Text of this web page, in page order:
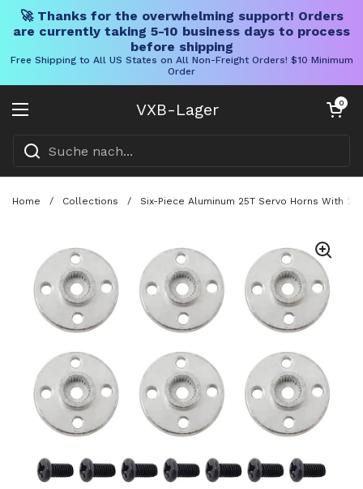
🚀 Thanks for the overwhelming support! Orders
are currently taking 5-10 business days to process
before shipping
Free Shipping to All US States on All Non-Freight Orders! $10 Minimum
Order
VXB-Lager
Menü öffnen
Warenkorb
0
Home / Collections / Six-Piece Aluminum 25T Servo Horns With